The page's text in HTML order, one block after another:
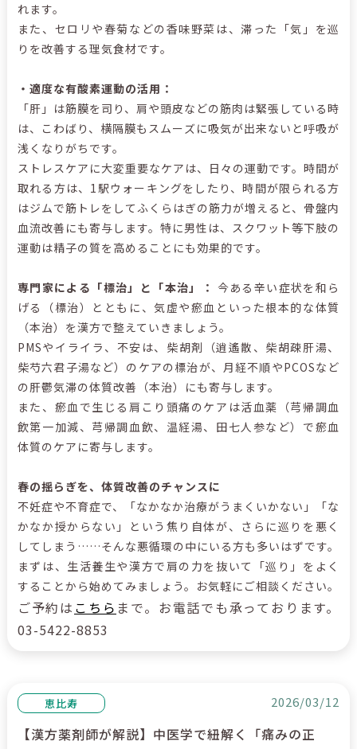
れます。
また、セロリや春菊などの香味野菜は、滞った「気」を巡
りを改善する理気食材です。
・適度な有酸素運動の活用：
「肝」は筋膜を司り、肩や頭皮などの筋肉は緊張している時
は、こわばり、横隔膜もスムーズに吸気が出来ないと呼吸が
浅くなりがちです。
ストレスケアに大変重要なケアは、日々の運動です。時間が
取れる方は、 1駅ウォーキングをしたり、時間が限られる方
はジムで筋トレをしてふくらはぎの筋力が増えると、骨盤内
血流改善にも寄与します。特に男性は、スクワット等下肢の
運動は精子の質を高めることにも効果的です。
専門家による「標治」と「本治」： 今ある辛い症状を和ら
げる（標治）とともに、気虚や瘀血といった根本的な体質
（本治）を漢方で整えていきましょう。
PMSやイライラ、不安は、柴胡剤（逍遙散、柴胡疎肝湯、
柴芍六君子湯など）のケアの標治が、月経不順やPCOSなど
の肝鬱気滞の体質改善（本治）にも寄与します。
また、瘀血で生じる肩こり頭痛のケアは活血薬（芎帰調血
飲第一加減、芎帰調血飲、温経湯、田七人参など）で瘀血
体質のケアに寄与します。
春の揺らぎを、体質改善のチャンスに
不妊症や不育症で、「なかなか治療がうまくいかない」「な
かなか授からない」という焦り自体が、さらに巡りを悪く
してしまう ……そんな悪循環の中にいる方も多いはずです。
まずは、生活養生や漢方で肩の力を抜いて「巡り」をよく
することから始めてみましょう。お気軽にご相談ください。
ご予約は こちら まで。お電話でも承っており ます。
03-5422-8853
恵比寿 2026/03/12
【漢方薬剤師が解説】中医学で紐解く「痛みの正